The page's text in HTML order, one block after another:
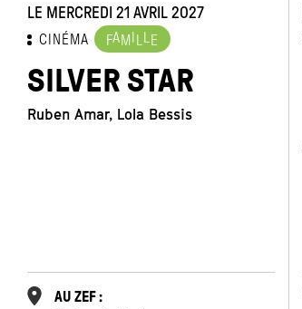
LE MERCREDI 21 AVRIL 2027
CINÉMA FAM E
SILVER STAR
Ruben Amar, Lola Bessis
AU ZEF :